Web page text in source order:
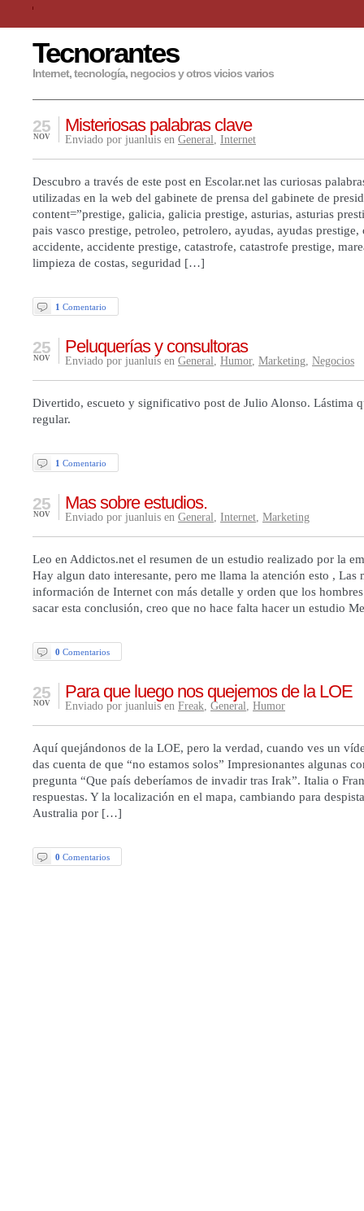
Tecnorantes
Internet, tecnología, negocios y otros vicios varios
Misteriosas palabras clave
25
NOV Enviado por juanluis en General, Internet
Descubro a través de este post en Escolar.net las curiosas
utilizadas en la web del gabinete de prensa del gabinete de
content=”prestige, galicia, galicia prestige, asturias, asturias
pais vasco prestige, petroleo, petrolero, ayudas, ayudas prestige,
accidente, accidente prestige, catastrofe, catastrofe prestige,
limpieza de costas, seguridad […]
1 Comentario
Peluquerías y consultoras
25
NOV Enviado por juanluis en General, Humor, Marketing, Negocios
Divertido, escueto y significativo post de Julio Alonso. Lástima
regular.
1 Comentario
Mas sobre estudios.
25
NOV Enviado por juanluis en General, Internet, Marketing
Leo en Addictos.net el resumen de un estudio realizado por la
Hay algun dato interesante, pero me llama la atención esto , Las
información de Internet con más detalle y orden que los
sacar esta conclusión, creo que no hace falta hacer un estudio
0 Comentarios
Para que luego nos quejemos de la LOE
25
NOV Enviado por juanluis en Freak, General, Humor
Aquí quejándonos de la LOE, pero la verdad, cuando ves un
das cuenta de que “no estamos solos” Impresionantes algunas
pregunta “Que país deberíamos de invadir tras Irak”. Italia o
respuestas. Y la localización en el mapa, cambiando para
Australia por […]
0 Comentarios